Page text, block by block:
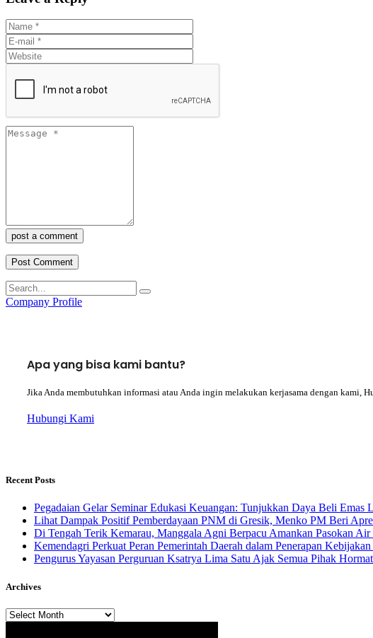
post a comment
Company Profile
Apa yang bisa kami bantu?
Jika Anda membutuhkan informasi atau Anda ingin melakukan kerjasama dengan kami,
Hubungi Kami
Recent Posts
Pegadaian Gelar Seminar Edukasi Keuangan: Tunjukkan Daya Beli
Lihat Dampak Positif Pemberdayaan PNM di Gresik, Menko PM Beri
​Di Tengah Terik Kemarau, Manggala Agni Berpacu Amankan Pasokan
Kemendagri Perkuat Peran Pemerintah Daerah dalam Penerapan
Pengurus Yayasan Perguruan Ksatrya Lima Satu Ajak Semua Pihak
Archives
Archives